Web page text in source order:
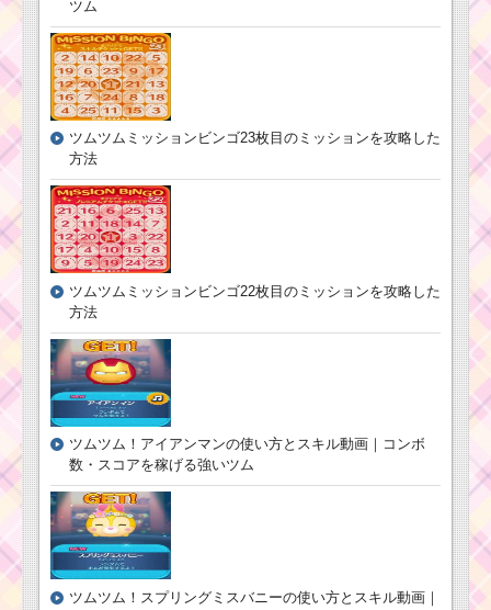
耳が丸いツムで大き
ツムツム11月 いよい
よミッションビンゴ12
ツム
ツムツム2017年7月第
ツム
ツムツムミッションビンゴ23枚目のミッションを攻略した
方法
ツムツムミッションビンゴ22枚目のミッションを攻略した
方法
ツムツム！アイアンマンの使い方とスキル動画｜コンボ
数・スコアを稼げる強いツム
ツムツム！スプリングミスバニーの使い方とスキル動画｜